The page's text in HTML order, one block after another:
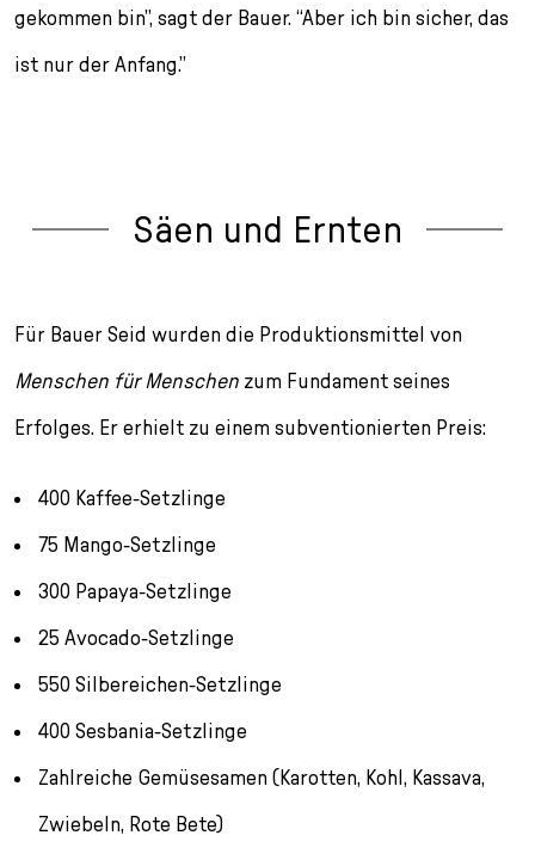
gekommen bin”, sagt der Bauer. “Aber ich bin sicher, das
ist nur der Anfang.”
Säen und Ernten
Für Bauer Seid wurden die Produktions­mittel von
Menschen für Menschen zum Fundament seines
Erfolges. Er erhielt zu einem subventionierten Preis:
400 Kaffee-Setzlinge
75 Mango-Setzlinge
300 Papaya-Setzlinge
25 Avocado-Setzlinge
550 Silbereichen-Setzlinge
400 Sesbania-Setzlinge
Zahlreiche Gemüsesamen (Karotten, Kohl, Kassava,
Zwiebeln, Rote Bete)